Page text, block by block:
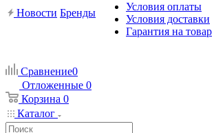
Новости Бренды
Условия оплаты
Условия доставки
Гарантия на товар
Сравнение0
Отложенные 0
Корзина 0
Каталог